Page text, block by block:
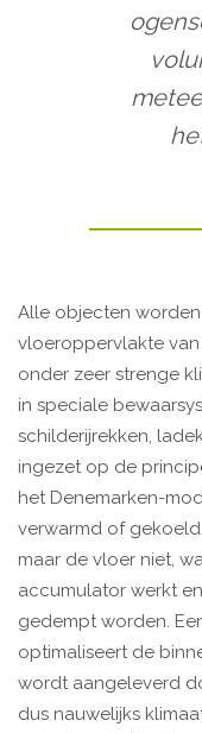
Alle objecten
vloeroppervlakte van
onder zeer strenge
in speciale
schilderijrekken,
ingezet op de
het Denemarken-
verwarmd of
maar de vloer niet,
accumulator werkt
gedempt worden.
optimaliseert de
wordt aangeleverd
dus nauwelijks